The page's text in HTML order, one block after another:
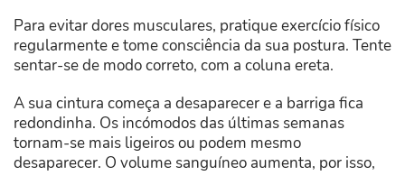
Para evitar dores musculares, pratique exercício físico
regularmente e tome consciência da sua postura. Tente
sentar-se de modo correto, com a coluna ereta.
A sua cintura começa a desaparecer e a barriga fica
redondinha. Os incómodos das últimas semanas
tornam-se mais ligeiros ou podem mesmo
desaparecer. O volume sanguíneo aumenta, por isso,